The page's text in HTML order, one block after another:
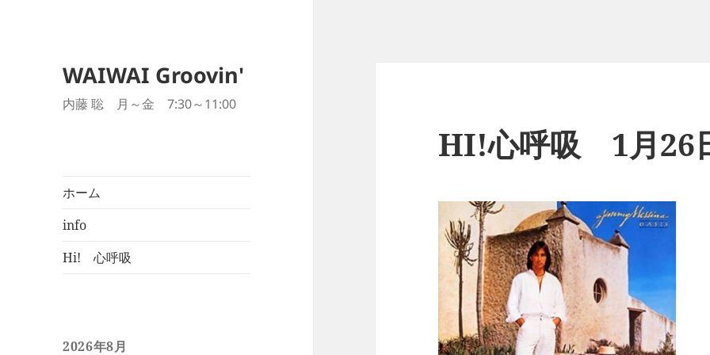
WAIWAI Groovin'
内藤 聡 月～金 7:30～11:00
ホーム
info
Hi! 心呼吸
2026年8月
HI!心呼吸 1月26